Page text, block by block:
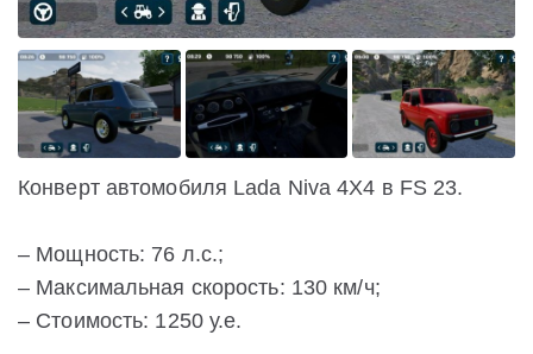
Конверт автомобиля Lada Niva 4X4 в FS 23.
– Мощность: 76 л.с.;
– Максимальная скорость: 130 км/ч;
– Стоимость: 1250 у.е.